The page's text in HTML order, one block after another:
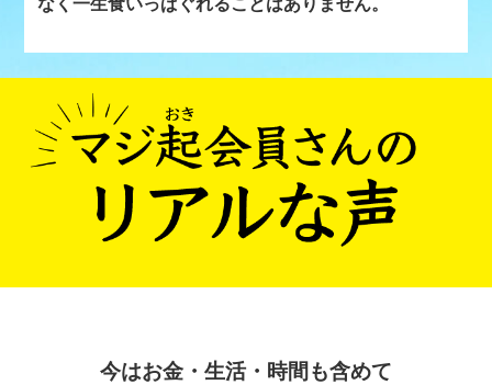
なく一生食いっぱぐれることはありません。
今はお金・生活・時間も含めて